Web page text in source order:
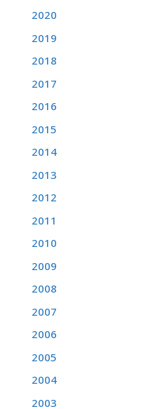
2020
2019
2018
2017
2016
2015
2014
2013
2012
2011
2010
2009
2008
2007
2006
2005
2004
2003